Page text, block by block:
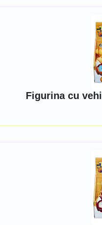
Figurina cu